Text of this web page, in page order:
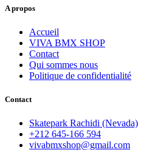
A propos
Accueil
VIVA BMX SHOP
Contact
Qui sommes nous
Politique de confidentialité
Contact
Skatepark Rachidi (Nevada)
+212 645-166 594
vivabmxshop@gmail.com